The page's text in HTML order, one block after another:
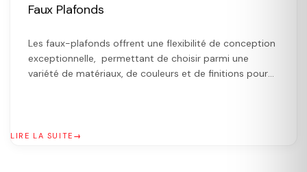
Faux Plafonds
Les faux-plafonds offrent une flexibilité de conception
exceptionnelle, permettant de choisir parmi une
variété de matériaux, de couleurs et de finitions pour
plus, les faux-plafonds constituent une solution
LIRE LA SUITE